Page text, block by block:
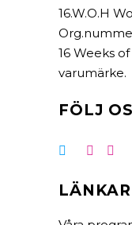
16.W.O.H
16 Weeks
varumärke.
FÖLJ
LÄNKAR